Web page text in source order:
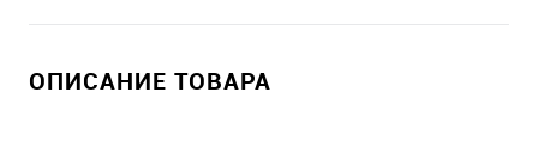
ОПИСАНИЕ ТОВАРА